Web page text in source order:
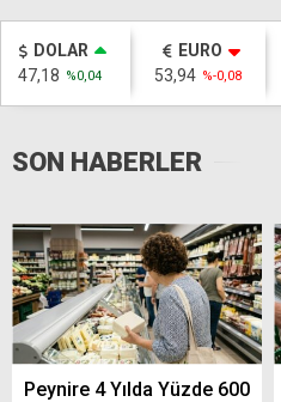
DOLAR
47,18 %0,04
EURO
53,94 %-0,08
SON HABERLER
Peynire 4 Yılda Yüzde 600